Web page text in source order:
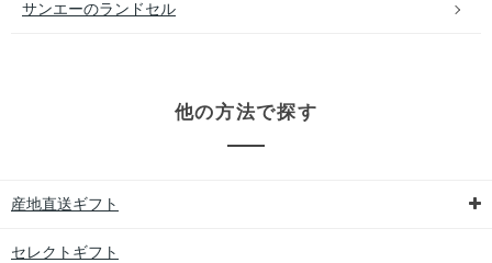
サンエーのランドセル
他の方法で探す
産地直送ギフト
セレクトギフト